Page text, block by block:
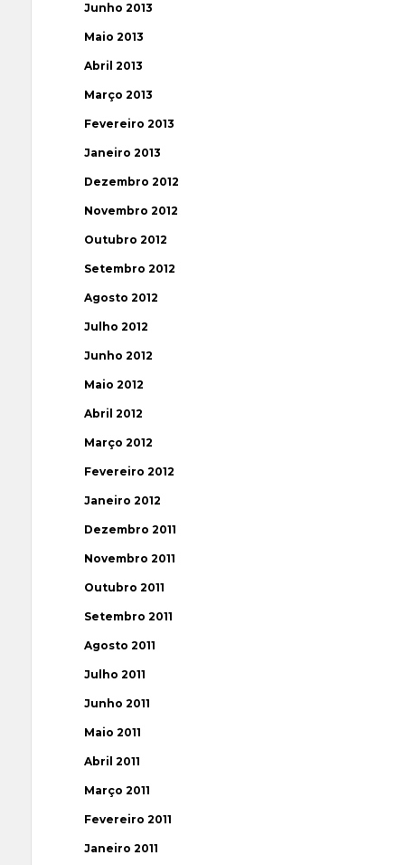
Junho 2013
Maio 2013
Abril 2013
Março 2013
Fevereiro 2013
Janeiro 2013
Dezembro 2012
Novembro 2012
Outubro 2012
Setembro 2012
Agosto 2012
Julho 2012
Junho 2012
Maio 2012
Abril 2012
Março 2012
Fevereiro 2012
Janeiro 2012
Dezembro 2011
Novembro 2011
Outubro 2011
Setembro 2011
Agosto 2011
Julho 2011
Junho 2011
Maio 2011
Abril 2011
Março 2011
Fevereiro 2011
Janeiro 2011